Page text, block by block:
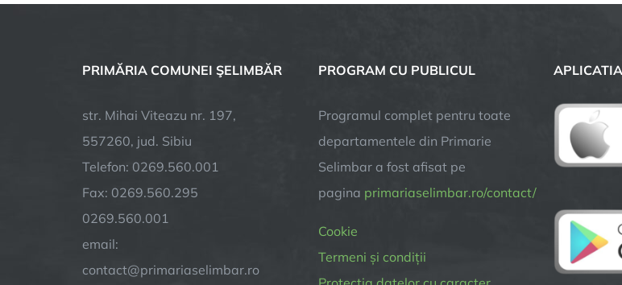
septembrie
fi
în
administrația
Șelimbăr
PRIMĂRIA COMUNEI ŞELIMBĂR
str. Mihai Viteazu nr. 197,
557260, jud. Sibiu
Telefon: 0269.560.001
Fax: 0269.560.295
0269.560.001
email:
contact@primariaselimbar.ro
PROGRAM CU PUBLICUL
Programul complet pentru toate
departamentele din Primarie
Selimbar a fost afisat pe
pagina primariaselimbar.ro/contact/
Cookie
Termeni și condiții